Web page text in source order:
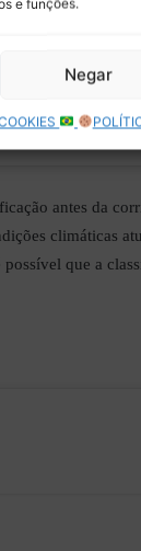
e funções.
Negar
antes da
climáticas
que a